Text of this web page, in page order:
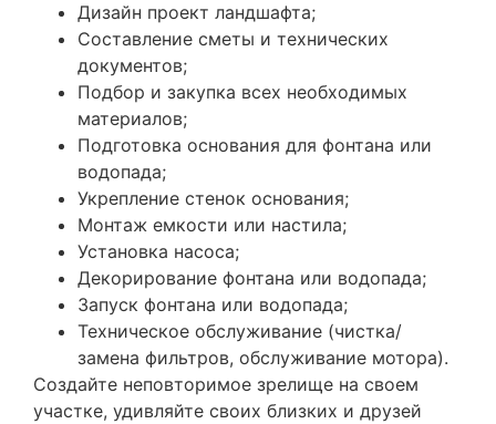
Дизайн проект ландшафта;
Составление сметы и технических
документов;
Подбор и закупка всех необходимых
материалов;
Подготовка основания для фонтана или
водопада;
Укрепление стенок основания;
Монтаж емкости или настила;
Установка насоса;
Декорирование фонтана или водопада;
Запуск фонтана или водопада;
Техническое обслуживание (чистка/
замена фильтров, обслуживание мотора).
Создайте неповторимое зрелище на своем
участке, удивляйте своих близких и друзей